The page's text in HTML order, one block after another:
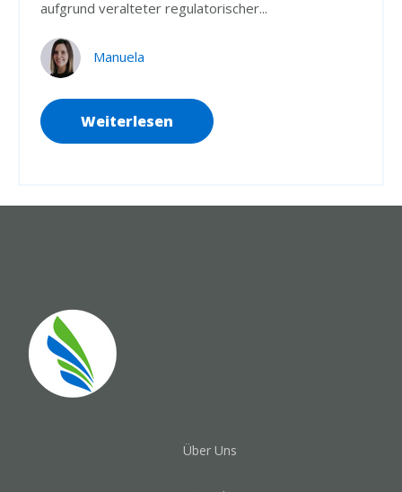
aufgrund veralteter regulatorischer...
Manuela
Weiterlesen
Über Uns